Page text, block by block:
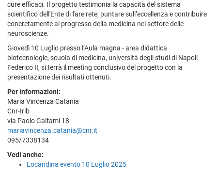
cure efficaci. Il progetto testimonia la capacità del sistema
scientifico dell'Ente di fare rete, puntare sull’eccellenza e contribuire
concretamente al progresso della medicina nel settore delle
neuroscienze.
Giovedì 10 Luglio presso l’Aula magna - area didattica
biotecnologie, scuola di medicina, università degli studi di Napoli
Federico II, si terrà il meeting conclusivo del progetto con la
presentazione dei risultati ottenuti.
Per informazioni:
Maria Vincenza Catania
Cnr-Irib
via Paolo Gaifami 18
mariavincenza.catania@cnr.it
095/7338134
Vedi anche:
Locandina evento 10 Luglio 2025